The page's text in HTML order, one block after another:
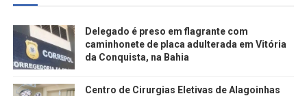
Delegado é preso em flagrante com
caminhonete de placa adulterada em Vitória
da Conquista, na Bahia
Centro de Cirurgias Eletivas de Alagoinhas